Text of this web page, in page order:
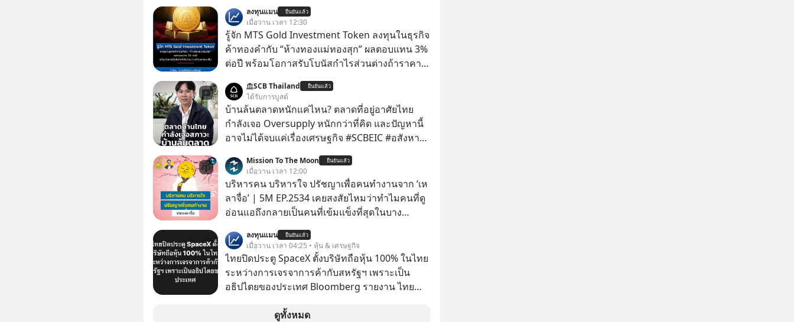
ลงทุนแมน ยืนยันแล้ว
เมื่อวาน เวลา 12:30
รู้จัก MTS Gold Investment Token ลงทุนในธุรกิจ
ค้าทองคำกับ “ห้างทองแม่ทองสุก” ผลตอบแทน 3%
ต่อปี พร้อมโอกาสรับโบนัสกำไรส่วนต่างถ้าราคา
Group กลุ่ม MTS Gold หรือห้างทองแม่ทองสุก อยู่
ในธุรกิจทองคำมานานกว่า 74 ปี ปัจจุบันนับเป็นก
ลุ่มธุรกิจทองคำที่ใหญ่เป็นอันดับ 2 ของไทย ที่มีราย
ได้รวม 3.5 ล้านล้านบาทในปี 2568
SCB Thailand ยืนยันแล้ว
ได้รับการบูสต์
บ้านล้นตลาดหนักแค่ไหน? ตลาดที่อยู่อาศัยไทย
กำลังเจอ Oversupply หนักกว่าที่คิด และปัญหานี้
อาจไม่ได้จบแค่เรื่องเศรษฐกิจ #SCBEIC #อสังหา
#SCBThailand สามารถดูคลิปที่ youtube ประกอบ
ได้ที่ link : https://youtube.com/shorts/-
xU9gYcfVJk?feature=share
Mission To The Moon ยืนยันแล้ว
เมื่อวาน เวลา 12:00
บริหารคน บริหารใจ ปรัชญาเพื่อคนทำงานจาก ‘เห
ลาจื่อ’ | 5M EP.2534 เคยสงสัยไหมว่าทำไมคนที่ดู
อ่อนแอถึงกลายเป็นคนที่เข้มแข็งที่สุดในบาง
ถึงประสบความสำเร็จได้ไวกว่าใครเพื่อน? ไม่แน่ว่า
คนกลุ่มนี้อาจจะเป็นคนที่รู้จักบริหารใจตัวเอง และ
คนรอบตัวได้เก่งที่สุดก็เป็นได้ โดยพอดแคสต์ 5M
ในวันนี้จะพาทุกคนไปสำรวจวิธีการบริหารคนและ
บริหารใจ ปรัชญาเพื่อคนทำงานจาก ‘เหลาจื่อ’ (เล่า
จื๊อ) นักปราชญ์จีนแห่งยุคไปด้วยกัน
ลงทุนแมน ยืนยันแล้ว
เมื่อวาน เวลา 04:25 • หุ้น & เศรษฐกิจ
ไทยปิดประตู SpaceX ตั้งบริษัทถือหุ้น 100% ในไทย
ระหว่างการเจรจาการค้ากับสหรัฐฯ เพราะเป็น
อธิปไตยของประเทศ Bloomberg รายงาน ไทย
สหรัฐฯ ตั้งบริษัทโทรคมนาคมดาวเทียมที่ถือหุ้น
ดูทั้งหมด